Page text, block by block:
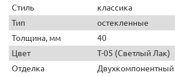
Стиль
классика
Тип
остекленные
Толщина, мм
40
Цвет
Т-05 (Светлый Лак)
Отделка
Двухкомпонентный